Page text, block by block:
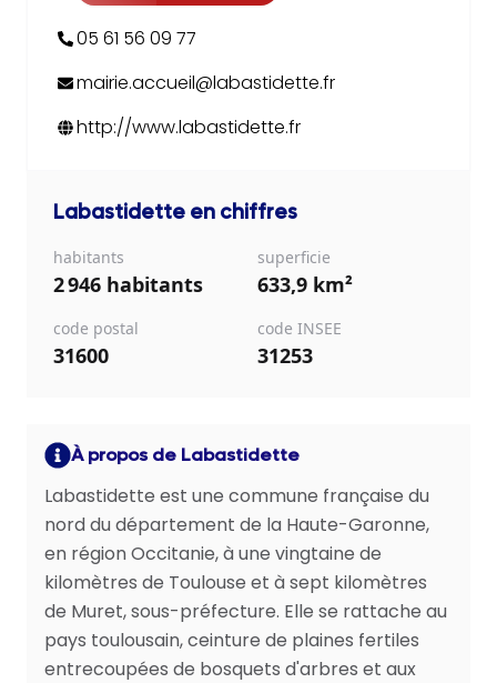
05 61 56 09 77
mairie.accueil@labastidette.fr
http://www.labastidette.fr
Labastidette en chiffres
habitants
2 946 habitants
superficie
633,9 km²
code postal
31600
code INSEE
31253
À propos de Labastidette
Labastidette est une commune française du
nord du département de la Haute-Garonne,
en région Occitanie, à une vingtaine de
kilomètres de Toulouse et à sept kilomètres
de Muret, sous-préfecture. Elle se rattache au
pays toulousain, ceinture de plaines fertiles
entrecoupées de bosquets d'arbres et aux